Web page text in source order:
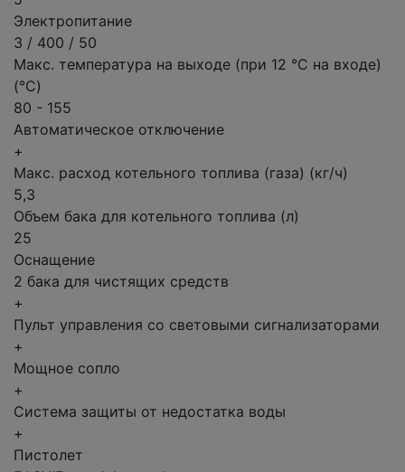
Электропитание
3 / 400 / 50
Макс. температура на выходе (при 12 °C на входе)
(°C)
80 - 155
Автоматическое отключение
+
Макс. расход котельного топлива (газа) (кг/ч)
5,3
Объем бака для котельного топлива (л)
25
Оснащение
2 бака для чистящих средств
+
Пульт управления со световыми сигнализаторами
+
Мощное сопло
+
Система защиты от недостатка воды
+
Пистолет